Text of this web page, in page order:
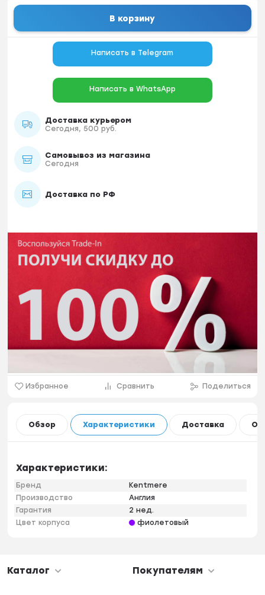
В корзину
Написать в Telegram
Написать в WhatsApp
Доставка курьером
Сегодня, 500 руб.
Самовывоз из магазина
Сегодня
Доставка по РФ
Избранное Сравнить Поделиться
Обзор Характеристики Доставка
Характеристики:
Бренд
Kentmere
Производство
Англия
Гарантия
2 нед.
Цвет корпуса
фиолетовый
Каталог Покупателям